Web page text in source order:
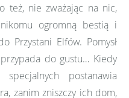
też, nie zważając na nic,
ogromną bestią i
Przystani Elfów. Pomysł
do gustu… Kiedy
postanawia
zanim zniszczy ich dom,